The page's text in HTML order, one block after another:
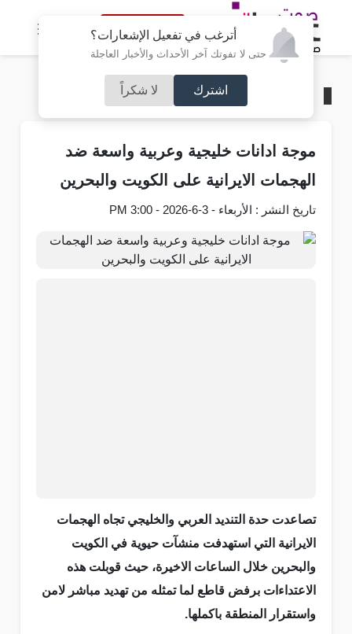
أترغب في تفعيل الإشعارات؟
حتى لا تفوتك آخر الأحداث والأخبار العاجلة
اشترك لا شكراً
النسخة الكاملة
عربي و دولي
موجة ادانات خليجية وعربية واسعة ضد
الهجمات الايرانية على الكويت والبحرين
تاريخ النشر : الأربعاء - 3-6-2026 - 3:00 PM
تصاعدت حدة التنديد العربي والخليجي تجاه الهجمات
الايرانية التي استهدفت منشآت حيوية في الكويت
والبحرين خلال الساعات الاخيرة، حيث قوبلت هذه
الاعتداءات برفض قاطع لما تمثله من تهديد مباشر لامن
واستقرار المنطقة باكملها.